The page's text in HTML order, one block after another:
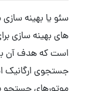
سئو یا بهینه
های بهینه سازی
است که هدف آن
جستجوی ارگانیک